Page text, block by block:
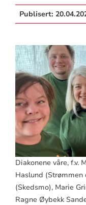
Publisert:
Diakonene våre, f.v.
Haslund (Strømmen
(Skedsmo), Marie
Ragne Øybekk